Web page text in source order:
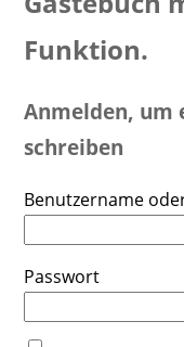
Funktion.
Anmelden, um
schreiben
Benutzername
Passwort